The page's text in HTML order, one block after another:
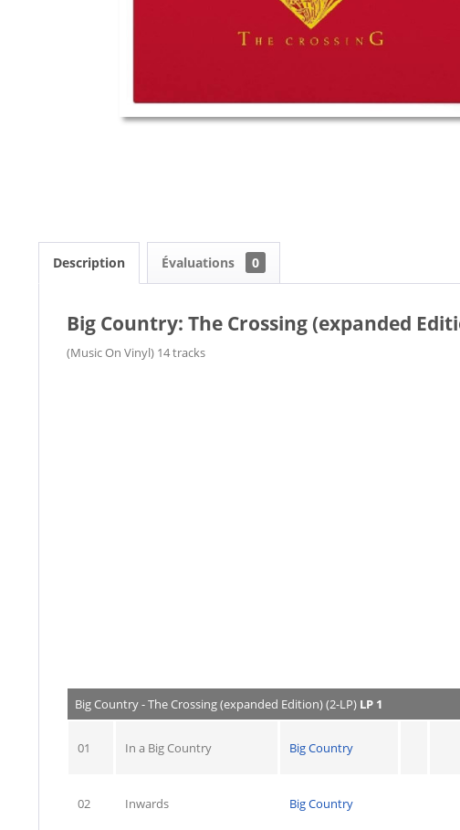
Description Évaluations 0
Big Country: The Crossing (expanded
(Music On Vinyl) 14 tracks
Big Country - The Crossing (expanded Edition) (2-LP) LP 1
01 In a Big Country Big Country
02 Inwards Big Country